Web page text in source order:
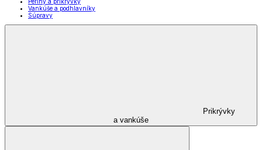
Vankúše a podhlavníky
Súpravy
Prikrývky
a vankúše